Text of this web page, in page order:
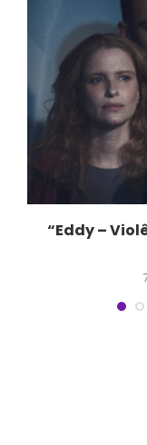
“Eddy –